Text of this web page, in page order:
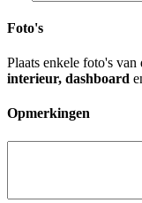
Foto's
Plaats enkele foto's van
interieur, dashboard
Opmerkingen